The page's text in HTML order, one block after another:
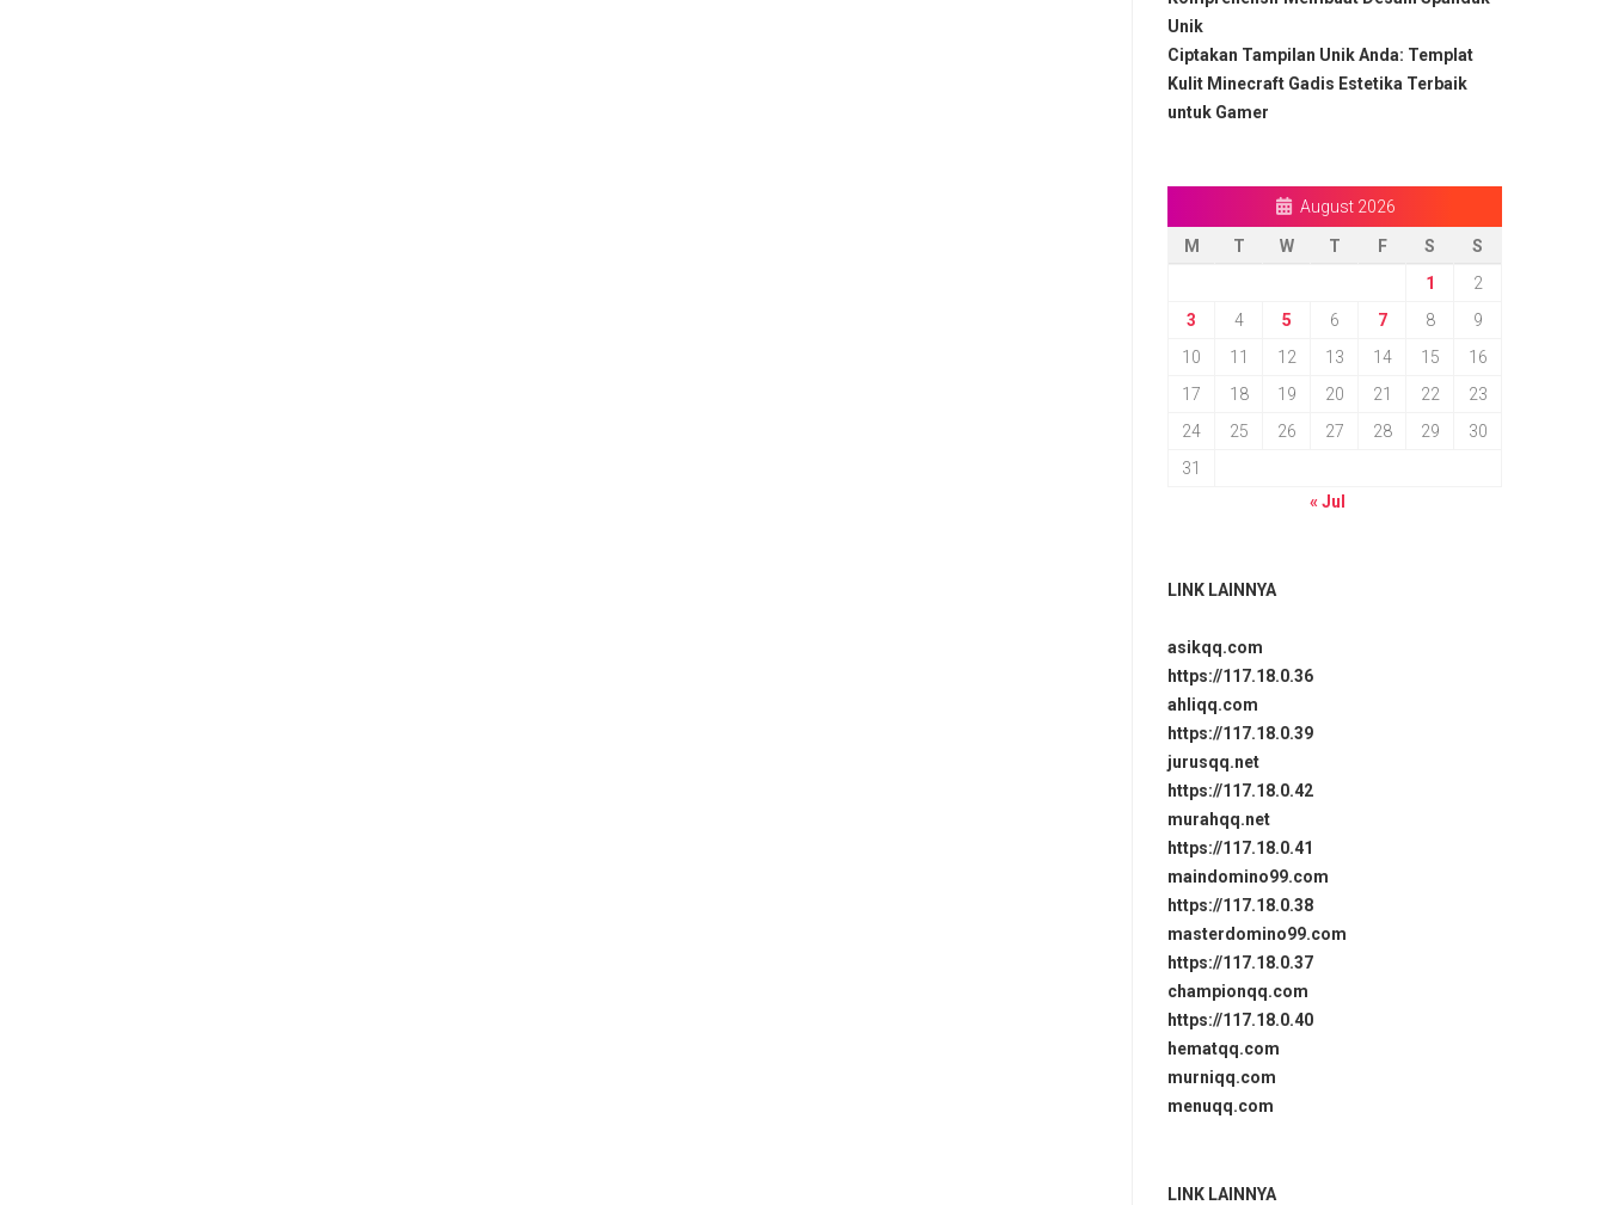
Unik
Ciptakan Tampilan Unik Anda: Templat
Kulit Minecraft Gadis Estetika Terbaik
untuk Gamer
August 2026
M T W T F S
S
1
2
3
4 5 6 7 8
9
10
11 12 13 14 15
16
17
18 19 20 21 22
23
24
25 26 27 28 29
30
31
« Jul
LINK LAINNYA
asikqq.com
https://117.18.0.36
ahliqq.com
https://117.18.0.39
jurusqq.net
https://117.18.0.42
murahqq.net
https://117.18.0.41
maindomino99.com
https://117.18.0.38
masterdomino99.com
https://117.18.0.37
championqq.com
https://117.18.0.40
hematqq.com
murniqq.com
menuqq.com
LINK LAINNYA